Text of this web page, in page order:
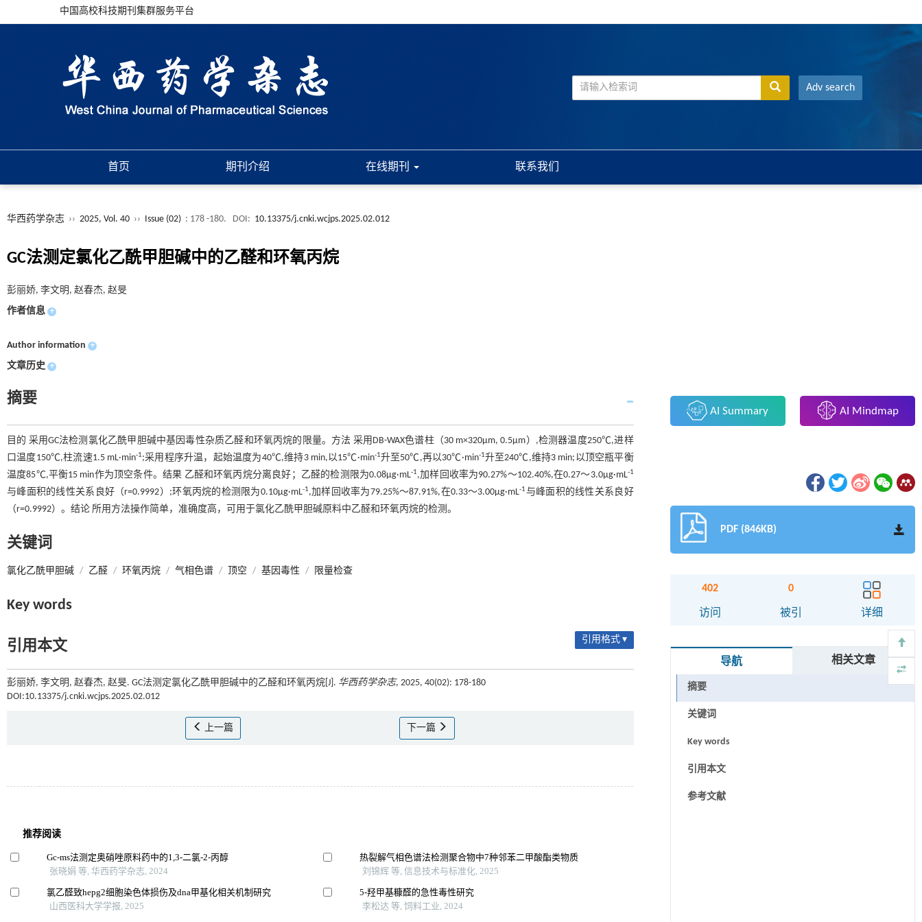
中国高校科技期刊集群服务平台
Adv search
首页 期刊介绍 在线期刊 联系我们
华西药学杂志 ›› 2025, Vol. 40 ›› Issue (02) : 178 -180. DOI: 10.13375/j.cnki.wcjps.2025.02.012
GC法测定氯化乙酰甲胆碱中的乙醛和环氧丙烷
彭丽娇, 李文明, 赵春杰, 赵旻
作者信息 +
Author information +
文章历史 +
摘要
目的 采用GC法检测氯化乙酰甲胆碱中基因毒性杂质乙醛和环氧丙烷的限量。方法 采用DB-WAX色谱柱（30 m×320μm, 0.5μm）,检测器温度250℃,进样
口温度150℃,柱流速1.5 mL·min-1;采用程序升温，起始温度为40℃,维持3 min,以15℃·min-1升至50℃,再以30℃·min-1升至240℃,维持3 min;以顶空瓶平衡
温度85℃,平衡15 min作为顶空条件。结果 乙醛和环氧丙烷分离良好；乙醛的检测限为0.08μg·mL-1,加样回收率为90.27%～102.40%,在0.27～3.0μg·mL-1
与峰面积的线性关系良好（r=0.9992）;环氧丙烷的检测限为0.10μg·mL-1,加样回收率为79.25%～87.91%,在0.33～3.00μg·mL-1与峰面积的线性关系良好
（r=0.9992）。结论 所用方法操作简单，准确度高，可用于氯化乙酰甲胆碱原料中乙醛和环氧丙烷的检测。
关键词
氯化乙酰甲胆碱 / 乙醛 / 环氧丙烷 / 气相色谱 / 顶空 / 基因毒性 / 限量检查
Key words
引用本文 引用格式 ▾
彭丽娇, 李文明, 赵春杰, 赵旻. GC法测定氯化乙酰甲胆碱中的乙醛和环氧丙烷[J]. 华西药学杂志, 2025, 40(02): 178-180
DOI:10.13375/j.cnki.wcjps.2025.02.012
上一篇 下一篇
AI Summary AI Mindmap
PDF (846KB)
402
访问
0
被引 详细
导航 相关文章
摘要
关键词
Key words
引用本文
参考文献